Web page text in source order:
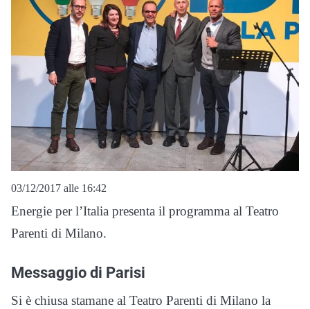
03/12/2017 alle 16:42
Energie per l’Italia presenta il programma al Teatro
Parenti di Milano.
Messaggio di Parisi
Si è chiusa stamane al Teatro Parenti di Milano la